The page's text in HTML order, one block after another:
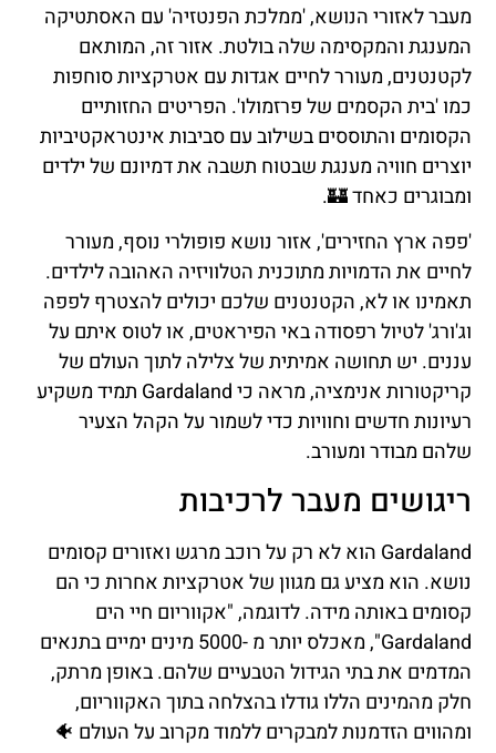
מעבר לאזורי הנושא, 'ממלכת הפנטזיה' עם האסתטיקה
המענגת והמקסימה שלה בולטת. אזור זה, המותאם
לקטנטנים, מעורר לחיים אגדות עם אטרקציות סוחפות
כמו 'בית הקסמים של פרזמולו'. הפריטים החזותיים
הקסומים והתוססים בשילוב עם סביבות אינטראקטיביות
יוצרים חוויה מענגת שבטוח תשבה את דמיונם של ילדים
ומבוגרים כאחד 🏰.
'פפה ארץ החזירים', אזור נושא פופולרי נוסף, מעורר
לחיים את הדמויות מתוכנית הטלוויזיה האהובה לילדים.
תאמינו או לא, הקטנטנים שלכם יכולים להצטרף לפפה
וג'ורג' לטיול רפסודה באי הפיראטים, או לטוס איתם על
עננים. יש תחושה אמיתית של צלילה לתוך העולם של
קריקטורות אנימציה, מראה כי Gardaland תמיד משקיע
רעיונות חדשים וחוויות כדי לשמור על הקהל הצעיר
שלהם מבודר ומעורב.
ריגושים מעבר לרכיבות
Gardaland הוא לא רק על רוכב מרגש ואזורים קסומים
נושא. הוא מציע גם מגוון של אטרקציות אחרות כי הם
קסומים באותה מידה. לדוגמה, "אקווריום חיי הים
Gardaland", מאכלס יותר מ -5000 מינים ימיים בתנאים
המדמים את בתי הגידול הטבעיים שלהם. באופן מרתק,
חלק מהמינים הללו גודלו בהצלחה בתוך האקווריום,
ומהווים הזדמנות למבקרים ללמוד מקרוב על העולם 🐠